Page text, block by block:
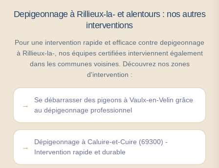
Depigeonnage à Rillieux-la- et alentours : nos autres
interventions
Pour une intervention rapide et efficace contre depigeonnage
à Rillieux-la-, nos équipes certifiées interviennent également
dans les communes voisines. Découvrez nos zones
d'intervention :
Se débarrasser des pigeons à Vaulx-en-Velin grâce
au dépigeonnage professionnel
Dépigeonnage à Caluire-et-Cuire (69300) -
Intervention rapide et durable